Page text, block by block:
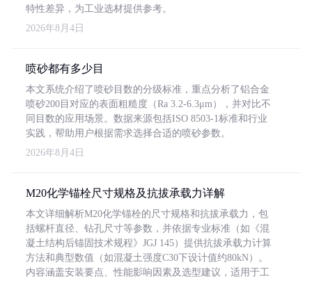
特性差异，为工业选材提供参考。
2026年8月4日
喷砂都有多少目
本文系统介绍了喷砂目数的分级标准，重点分析了铝合金
喷砂200目对应的表面粗糙度（Ra 3.2-6.3μm），并对比不
同目数的应用场景。数据来源包括ISO 8503-1标准和行业
实践，帮助用户根据需求选择合适的喷砂参数。
2026年8月4日
M20化学锚栓尺寸规格及抗拔承载力详解
本文详细解析M20化学锚栓的尺寸规格和抗拔承载力，包
括螺杆直径、钻孔尺寸等参数，并依据专业标准（如《混
凝土结构后锚固技术规程》JGJ 145）提供抗拔承载力计算
方法和典型数值（如混凝土强度C30下设计值约80kN）。
内容涵盖安装要点、性能影响因素及选型建议，适用于工